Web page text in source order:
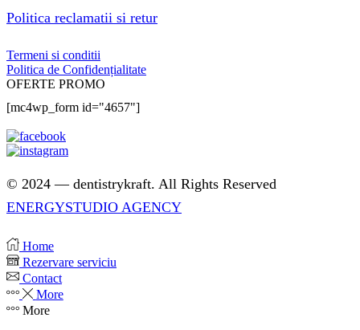
Politica reclamatii si retur
Termeni si conditii
Politica de Confidențialitate
OFERTE PROMO
[mc4wp_form id="4657"]
© 2024 — dentistrykraft. All Rights Reserved
ENERGYSTUDIO AGENCY
Home
Rezervare serviciu
Contact
More
More